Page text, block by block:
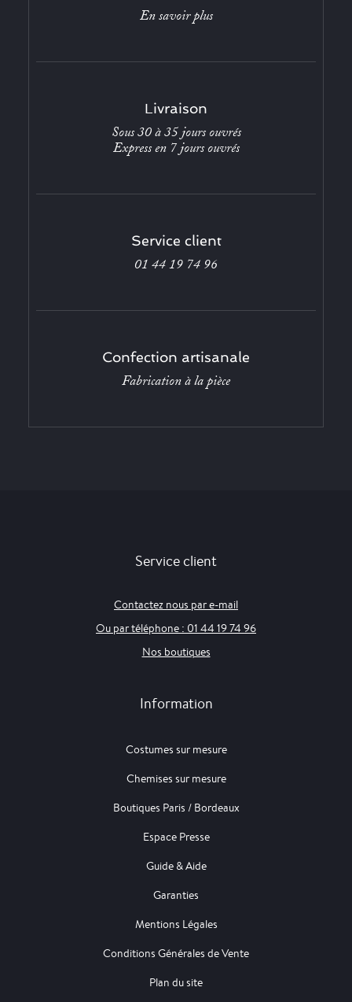
En savoir plus
Livraison
Sous 30 à 35 jours ouvrés
Express en 7 jours ouvrés
Service client
01 44 19 74 96
Confection artisanale
Fabrication à la pièce
Service client
Contactez nous par e-mail
Ou par téléphone : 01 44 19 74 96
Nos boutiques
Information
Costumes sur mesure
Chemises sur mesure
Boutiques Paris / Bordeaux
Espace Presse
Guide & Aide
Garanties
Mentions Légales
Conditions Générales de Vente
Plan du site